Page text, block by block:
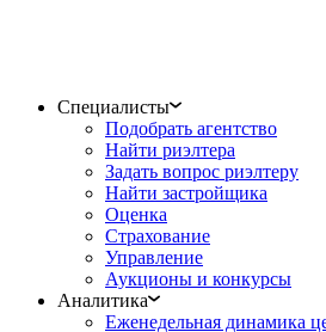
Специалисты
Подобрать агентство
Найти риэлтера
Задать вопрос риэлтеру
Найти застройщика
Оценка
Страхование
Управление
Аукционы и конкурсы
Аналитика
Еженедельная динамика